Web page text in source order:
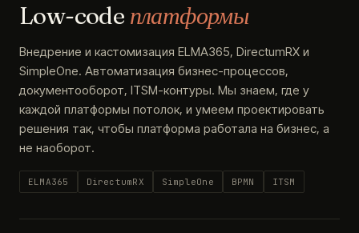
Low-code платформы
Внедрение и кастомизация ELMA365, DirectumRX и
SimpleOne. Автоматизация бизнес-процессов,
документооборот, ITSM-контуры. Мы знаем, где у
каждой платформы потолок, и умеем проектировать
решения так, чтобы платформа работала на бизнес, а
не наоборот.
ELMA365 DirectumRX SimpleOne BPMN ITSM